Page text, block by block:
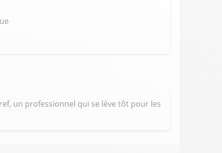
un professionnel qui se lève tôt pour les